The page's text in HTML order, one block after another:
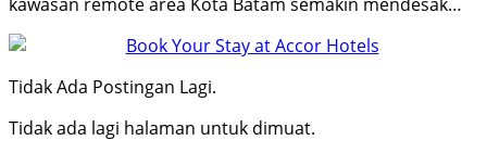
Tidak Ada Postingan Lagi.
Tidak ada lagi halaman untuk dimuat.